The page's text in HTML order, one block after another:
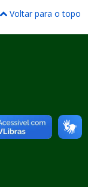
Voltar para o topo